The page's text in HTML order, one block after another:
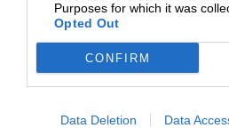
Purposes for which it was
Opted Out
CONFIRM
Data Deletion Data
Parametry środowiska
Minimalna
temperatura
0 °C